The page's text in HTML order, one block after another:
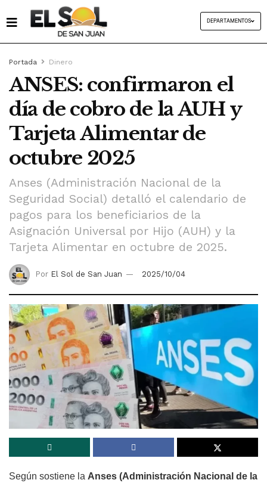
DEPARTAMENTOS
Portada Dinero
ANSES: confirmaron el
día de cobro de la AUH y
Tarjeta Alimentar de
octubre 2025
Anses (Administración Nacional de la
Seguridad Social) detalló el calendario de
pagos para los beneficiarios de la
Asignación Universal por Hijo (AUH) y la
Tarjeta Alimentar en octubre de 2025.
Por El Sol de San Juan 2025/10/04
Según sostiene la Anses (Administración Nacional de la